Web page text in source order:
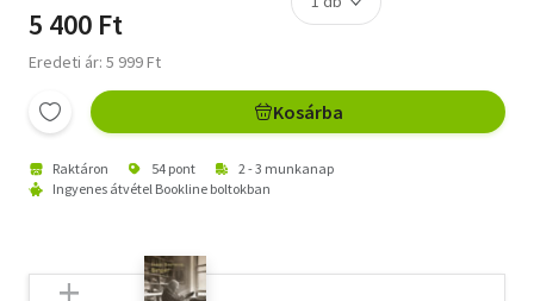
5 400 Ft
Eredeti ár: 5 999 Ft
Kosárba
Raktáron 54 pont
2 - 3 munkanap
Ingyenes átvétel Bookline boltokban